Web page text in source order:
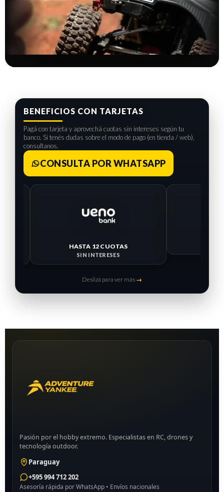
BENEFICIOS CON TARJETAS
Pagá con tarjeta y aprovechá cuotas sin intereses según tu
banco. Si tenés dudas sobre el modo de pago (en tienda / web),
consultanos.
CONSULTA POR WHATSAPP
HASTA 12 CUOTAS
SIN INTERESES
Deslizá para ver más →
Pasión por el hobby extremo. Especialistas en RC, drones y
tecnología outdoor.
Paraguay
+595 994 712 202
Asesoría rápida por WhatsApp • Envíos nacionales